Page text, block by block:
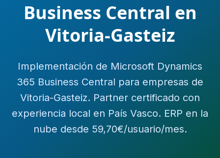
Business Central en
Vitoria-Gasteiz
Implementación de Microsoft Dynamics
365 Business Central para empresas de
Vitoria-Gasteiz. Partner certificado con
experiencia local en País Vasco. ERP en la
nube desde 59,70€/usuario/mes.